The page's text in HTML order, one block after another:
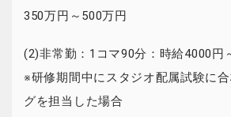
350万円～500万円
(2)非常勤：1コマ90分：時給4000円
※研修期間中にスタジオ配属試験に
グを担当した場合